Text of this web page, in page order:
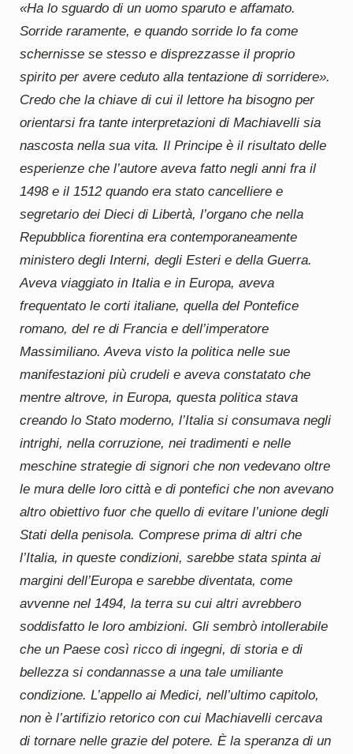
«Ha lo sguardo di un uomo sparuto e affamato.
Sorride raramente, e quando sorride lo fa come
schernisse se stesso e disprezzasse il proprio
spirito per avere ceduto alla tentazione di sorridere».
Credo che la chiave di cui il lettore ha bisogno per
orientarsi fra tante interpretazioni di Machiavelli sia
nascosta nella sua vita. Il Principe è il risultato delle
esperienze che l’autore aveva fatto negli anni fra il
1498 e il 1512 quando era stato cancelliere e
segretario dei Dieci di Libertà, l’organo che nella
Repubblica fiorentina era contemporaneamente
ministero degli Interni, degli Esteri e della Guerra.
Aveva viaggiato in Italia e in Europa, aveva
frequentato le corti italiane, quella del Pontefice
romano, del re di Francia e dell’imperatore
Massimiliano. Aveva visto la politica nelle sue
manifestazioni più crudeli e aveva constatato che
mentre altrove, in Europa, questa politica stava
creando lo Stato moderno, l’Italia si consumava negli
intrighi, nella corruzione, nei tradimenti e nelle
meschine strategie di signori che non vedevano oltre
le mura delle loro città e di pontefici che non avevano
altro obiettivo fuor che quello di evitare l’unione degli
Stati della penisola. Comprese prima di altri che
l’Italia, in queste condizioni, sarebbe stata spinta ai
margini dell’Europa e sarebbe diventata, come
avvenne nel 1494, la terra su cui altri avrebbero
soddisfatto le loro ambizioni. Gli sembrò intollerabile
che un Paese così ricco di ingegni, di storia e di
bellezza si condannasse a una tale umiliante
condizione. L’appello ai Medici, nell’ultimo capitolo,
non è l’artifizio retorico con cui Machiavelli cercava
di tornare nelle grazie del potere. È la speranza di un